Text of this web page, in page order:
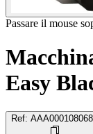
Passare il mouse
Easy
Ref: